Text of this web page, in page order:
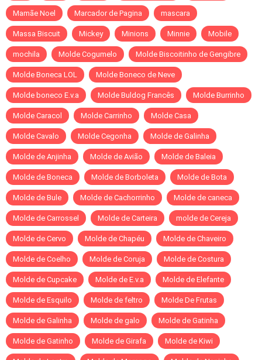
Mamãe Noel Marcador de Pagina mascara
Massa Biscuit Mickey Minions Minnie Mobile
mochila Molde Cogumelo Molde Biscoitinho de Gengibre
Molde Boneca LOL Molde Boneco de Neve
Molde boneco E.v.a Molde Buldog Francês Molde Burrinho
Molde Caracol Molde Carrinho Molde Casa
Molde Cavalo Molde Cegonha Molde de Galinha
Molde de Anjinha Molde de Avião Molde de Baleia
Molde de Boneca Molde de Borboleta Molde de Bota
Molde de Bule Molde de Cachorrinho Molde de caneca
Molde de Carrossel Molde de Carteira molde de Cereja
Molde de Cervo Molde de Chapéu Molde de Chaveiro
Molde de Coelho Molde de Coruja Molde de Costura
Molde de Cupcake Molde de E.v.a Molde de Elefante
Molde de Esquilo Molde de feltro Molde De Frutas
Molde de Galinha Molde de galo Molde de Gatinha
Molde de Gatinho Molde de Girafa Molde de Kiwi